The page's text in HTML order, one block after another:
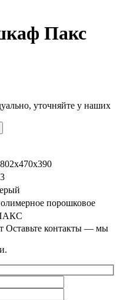
Пакс
уточняйте у наших
порошковое
Оставьте контакты — мы